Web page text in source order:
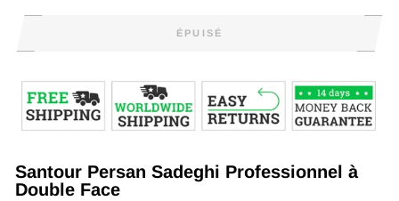
ÉPUISÉ
Santour Persan Sadeghi Professionnel à
Double Face